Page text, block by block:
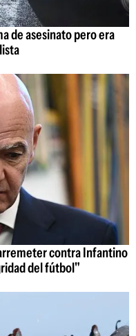
de asesinato pero era
arremeter contra Infantino
del fútbol"